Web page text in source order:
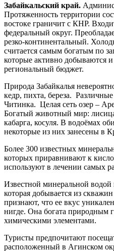
Забайкальский край.
Протяженность территории
востоке граничит с КНР.
федеральный округ.
резко-континентальный.
считается самым богатым по
которые активно добываются
региональный бюджет.
Природа Забайкалья
кедр, пихта, береза.
Читинка. Целая сеть озер –
Богатый животный мир:
кабарга, косуля. В водоёмах
некоторые из них занесены в
Более 300 известных
которых приравнивают к
используют в лечении самых
Известной минеральной водой
которая добывается из
признают, что ее вкус
нигде. Она богата природным
химическими элементами.
Туристы предпочитают
расположенный в Агинском